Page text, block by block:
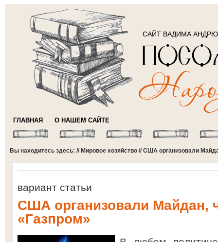
САЙТ ВАДИМА
ГЛАВНАЯ О НАШЕМ САЙТЕ
Вы находитесь здесь: // Мировое хозяйство // США организовали
вариант статьи
США организовали Майдан,
«Газпром»